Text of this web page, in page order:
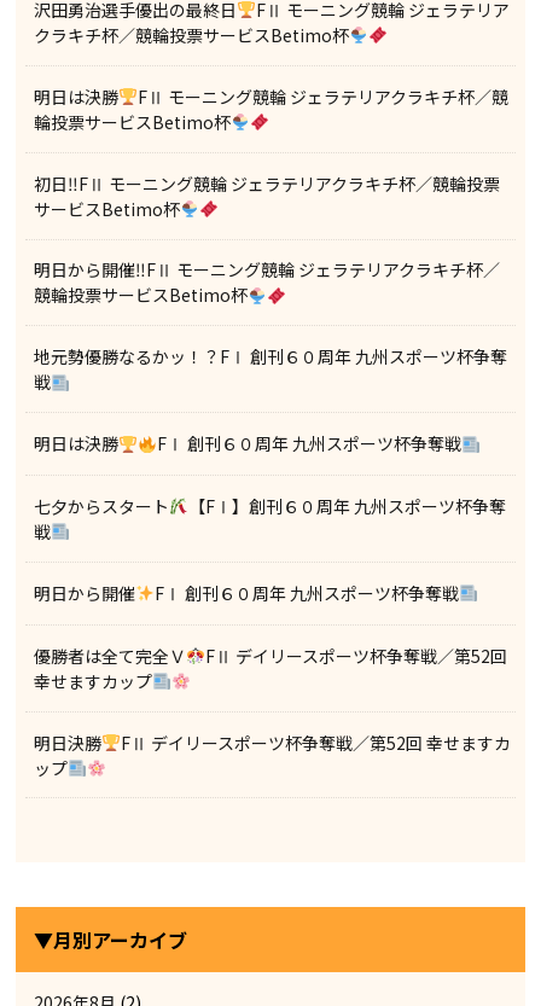
沢田勇治選手優出の最終日
FⅡ モーニング競輪 ジェラテリア
クラキチ杯／競輪投票サービスBetimo杯
明日は決勝
FⅡ モーニング競輪 ジェラテリアクラキチ杯／競
輪投票サービスBetimo杯
初日‼FⅡ モーニング競輪 ジェラテリアクラキチ杯／競輪投票
サービスBetimo杯
明日から開催‼FⅡ モーニング競輪 ジェラテリアクラキチ杯／
競輪投票サービスBetimo杯
地元勢優勝なるかッ！？FⅠ 創刊６０周年 九州スポーツ杯争奪
戦
明日は決勝 FⅠ 創刊６０周年 九州スポーツ杯争奪戦
七夕からスタート
【FⅠ】創刊６０周年 九州スポーツ杯争奪
戦
明日から開催 FⅠ 創刊６０周年 九州スポーツ杯争奪戦
優勝者は全て完全Ｖ
FⅡ デイリースポーツ杯争奪戦／第52回
幸せますカップ
明日決勝
FⅡ デイリースポーツ杯争奪戦／第52回 幸せますカ
ップ
▼月別アーカイブ